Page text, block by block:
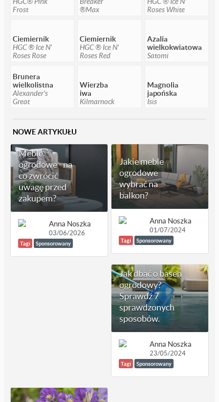
Frost
®Max
Roses White
Ciemiernik
HGC ® Ice N'
Roses Rose
Ciemiernik
HGC ® Ice N'
Roses Red
Azalia
wielkokwiatowa
Satomi
Brunera
wielkolistna
Alexander's
Great
Wierzba
iwa
Kilmarnock
Magnolia
japońska
Isis
NOWE ARTYKUŁU
Meble
ogrodowe - na
co zwrócić
uwagę przed
zakupem?
Anna Noszka
03/06/2026
Tagi Sponsorowany
Jakie meble
ogrodowe
wybrać na
balkon?
Anna Noszka
01/07/2024
Tagi Sponsorowany
Jak dbać o basen
ogrodowy?
Sprawdź 7
sprawdzonych
sposobów.
Anna Noszka
23/05/2024
Tagi Sponsorowany